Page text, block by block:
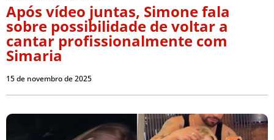
Após vídeo juntas, Simone fala
sobre possibilidade de voltar a
cantar profissionalmente com
Simaria
15 de novembro de 2025